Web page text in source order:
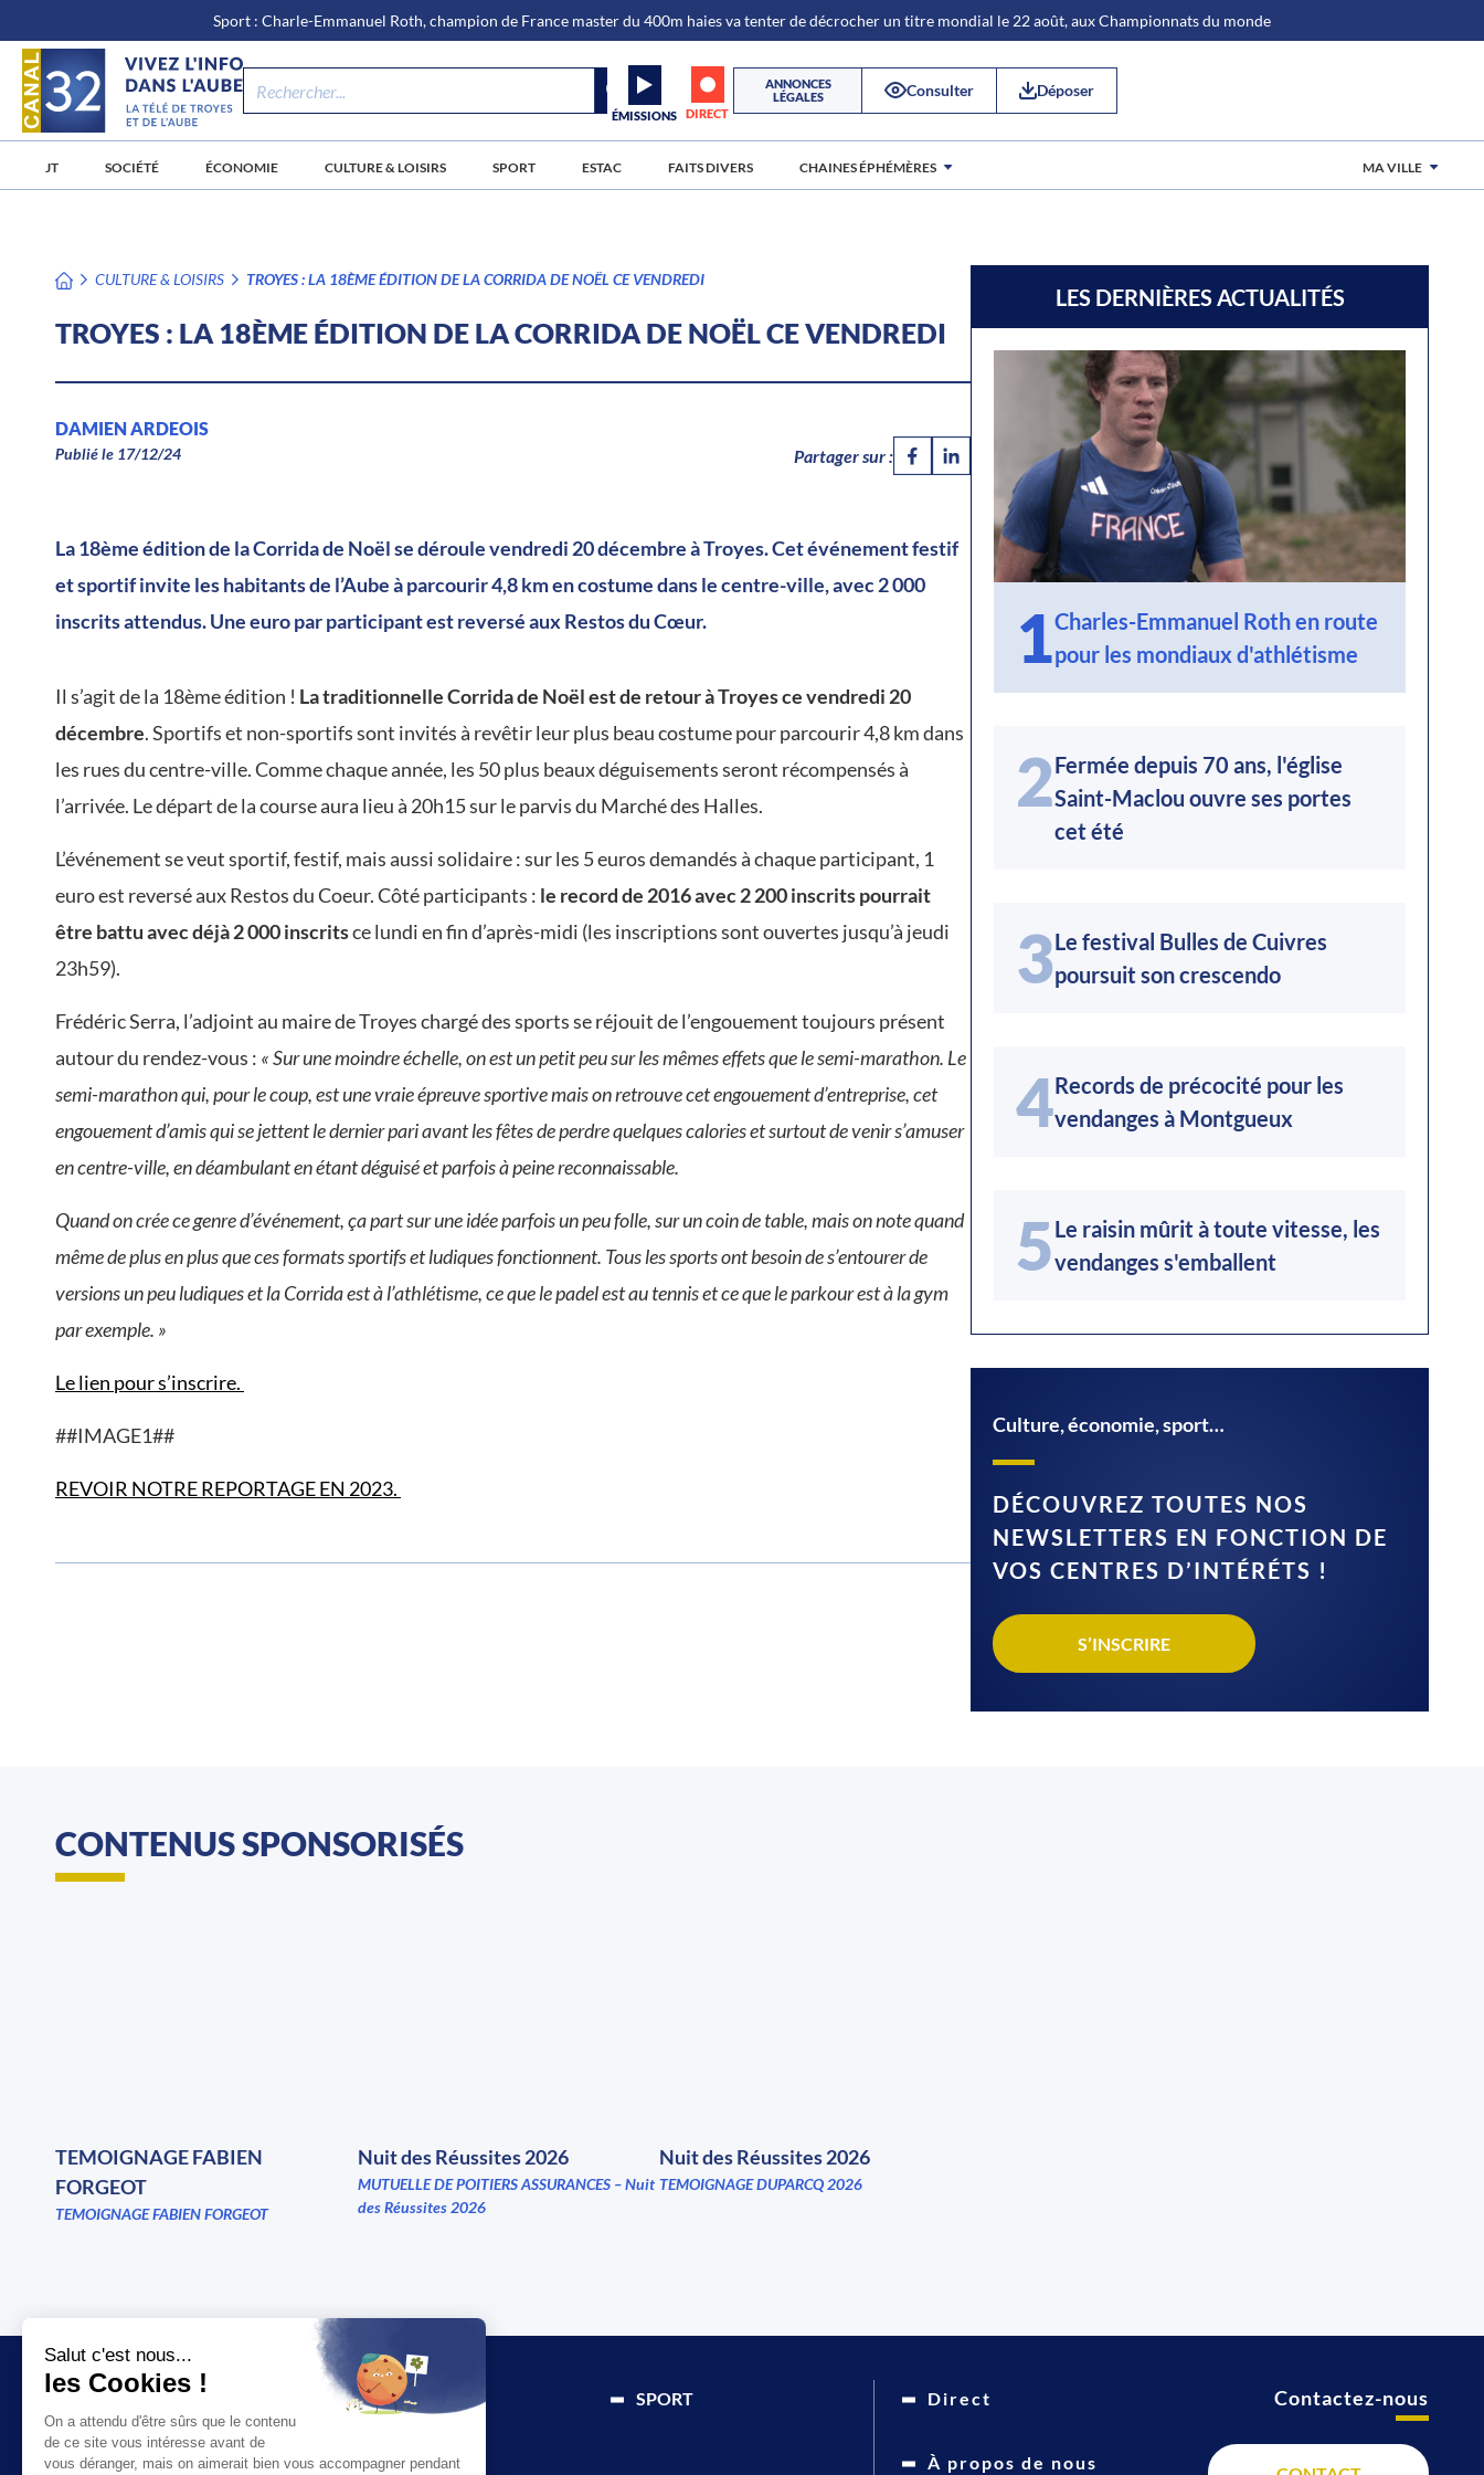
au
contenu
Sport : Charle-Emmanuel Roth, champion de France master du 400m haies va tenter de décrocher un titre mondial le 22 août, aux Championnats du monde
ÉMISSIONS DIRECT
ANNONCES
LÉGALES
Consulter Déposer
JT SOCIÉTÉ ÉCONOMIE CULTURE & LOISIRS SPORT ESTAC FAITS DIVERS CHAINES ÉPHÉMÈRES MA VILLE
CULTURE & LOISIRS TROYES : LA 18ÈME ÉDITION DE LA CORRIDA DE NOËL CE VENDREDI
TROYES : LA 18ÈME ÉDITION DE LA CORRIDA DE NOËL CE VENDREDI
DAMIEN ARDEOIS
Publié le 17/12/24 Partager sur :
La 18ème édition de la Corrida de Noël se déroule vendredi 20 décembre à Troyes. Cet événement festif
et sportif invite les habitants de l’Aube à parcourir 4,8 km en costume dans le centre-ville, avec 2 000
inscrits attendus. Une euro par participant est reversé aux Restos du Cœur.
Il s’agit de la 18ème édition ! La traditionnelle Corrida de Noël est de retour à Troyes ce vendredi 20
décembre. Sportifs et non-sportifs sont invités à revêtir leur plus beau costume pour parcourir 4,8 km dans
les rues du centre-ville. Comme chaque année, les 50 plus beaux déguisements seront récompensés à
l’arrivée. Le départ de la course aura lieu à 20h15 sur le parvis du Marché des Halles.
L’événement se veut sportif, festif, mais aussi solidaire : sur les 5 euros demandés à chaque participant, 1
euro est reversé aux Restos du Coeur. Côté participants : le record de 2016 avec 2 200 inscrits pourrait
être battu avec déjà 2 000 inscritsce lundi en fin d’après-midi (les inscriptions sont ouvertes jusqu’à jeudi
23h59).
Frédéric Serra, l’adjoint au maire de Troyes chargé des sports se réjouit de l’engouement toujours présent
autour du rendez-vous : « Sur une moindre échelle, on est un petit peu sur les mêmes effets que le semi-marathon. Le
semi-marathon qui, pour le coup, est une vraie épreuve sportive mais on retrouve cet engouement d’entreprise, cet
engouement d’amis qui se jettent le dernier pari avant les fêtes de perdre quelques calories et surtout de venir s’amuser
en centre-ville, en déambulant en étant déguisé et parfois à peine reconnaissable.
Quand on crée ce genre d’événement, ça part sur une idée parfois un peu folle, sur un coin de table, mais on note quand
même de plus en plus que ces formats sportifs et ludiques fonctionnent. Tous les sports ont besoin de s’entourer de
versions un peu ludiques et la Corrida est à l’athlétisme, ce que le padel est au tennis et ce que le parkour est à la gym
par exemple. »
Le lien pour s’inscrire.
##IMAGE1##
REVOIR NOTRE REPORTAGE EN 2023.
LES DERNIÈRES ACTUALITÉS
1Charles-Emmanuel Roth en route
pour les mondiaux d'athlétisme
2Fermée depuis 70 ans, l'église
Saint-Maclou ouvre ses portes
cet été
3Le festival Bulles de Cuivres
poursuit son crescendo
4Records de précocité pour les
vendanges à Montgueux
5Le raisin mûrit à toute vitesse, les
vendanges s'emballent
Culture, économie, sport…
DÉCOUVREZ TOUTES NOS
NEWSLETTERS EN FONCTION DE
VOS CENTRES D’INTÉRÉTS !
S’INSCRIRE
CONTENUS SPONSORISÉS
TEMOIGNAGE FABIEN
FORGEOT
TEMOIGNAGE FABIEN FORGEOT
Nuit des Réussites 2026
MUTUELLE DE POITIERS ASSURANCES – Nuit
des Réussites 2026
Nuit des Réussites 2026
TEMOIGNAGE DUPARCQ 2026
JT
SOCIÉTÉ
SPORT Direct
À propos de nous
Contactez-nous